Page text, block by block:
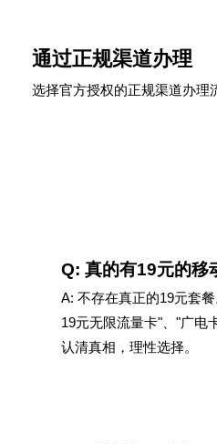
通过正规渠道办理
选择官方授权的正规渠道办理
Q: 真的有19元的移
A: 不存在真正的19元套
19元无限流量卡"、"广电
认清真相，理性选择。